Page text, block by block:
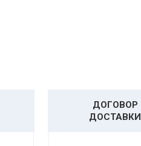
ДОГОВОР
ДОСТАВКИ